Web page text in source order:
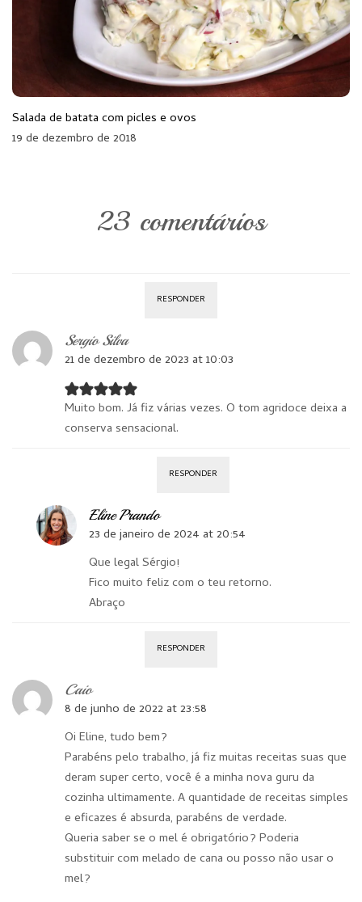
Salada de batata com picles e ovos
19 de dezembro de 2018
23 comentários
RESPONDER
Sergio Silva
21 de dezembro de 2023 at 10:03
Muito bom. Já fiz várias vezes. O tom agridoce deixa a
conserva sensacional.
RESPONDER
Eline Prando
23 de janeiro de 2024 at 20:54
Que legal Sérgio!
Fico muito feliz com o teu retorno.
Abraço
RESPONDER
Caio
8 de junho de 2022 at 23:58
Oi Eline, tudo bem?
Parabéns pelo trabalho, já fiz muitas receitas suas que
deram super certo, você é a minha nova guru da
cozinha ultimamente. A quantidade de receitas simples
e eficazes é absurda, parabéns de verdade.
Queria saber se o mel é obrigatório? Poderia
substituir com melado de cana ou posso não usar o
mel?